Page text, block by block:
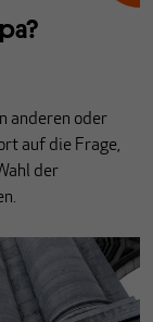
anderen oder
auf die Frage,
der